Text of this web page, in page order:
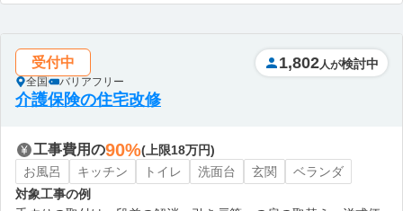
受付中
全国 バリアフリー
1,802 人が検討中
介護保険の住宅改修
工事費用の90%(上限18万円)
お風呂
キッチン トイレ 洗面台 玄関
ベランダ
対象工事の例